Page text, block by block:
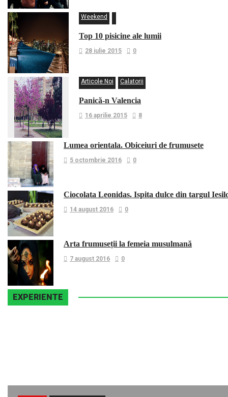
Weekend
Top 10 pisicine ale lumii
28 iulie 2015 0
Articole Noi Calatorii
Panică-n Valencia
16 aprilie 2015 8
Lumea orientala. Obiceiuri de frumusete
5 octombrie 2016 0
Ciocolata Leonidas. Ispita dulce din targul
14 august 2016 0
Arta frumuseții la femeia musulmană
7 august 2016 0
EXPERIENTE